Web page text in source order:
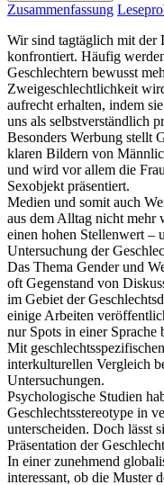
Zusammenfassung
Wir sind tagtäglich mit der
konfrontiert. Häufig
Geschlechtern bewusst
Zweigeschlechtlichkeit
aufrecht erhalten, indem
uns als selbstverständlich
Besonders Werbung stellt
klaren Bildern von
und wird vor allem die
Sexobjekt präsentiert.
Medien und somit auch
aus dem Alltag nicht mehr
einen hohen Stellenwert –
Untersuchung der
Das Thema Gender und
oft Gegenstand von
im Gebiet der
einige Arbeiten
nur Spots in einer
Mit
interkulturellen Vergleich
Untersuchungen.
Psychologische Studien
Geschlechtsstereotype in
unterscheiden. Doch lässt
Präsentation der
In einer zunehmend
interessant, ob die Muster